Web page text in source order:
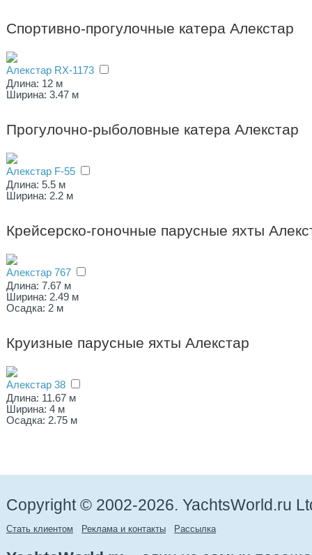
Спортивно-прогулочные катера Алекстар
Алекстар RX-1173
Длина: 12 м
Ширина: 3.47 м
Прогулочно-рыболовные катера Алекстар
Алекстар F-55
Длина: 5.5 м
Ширина: 2.2 м
Крейсерско-гоночные парусные яхты
Алекстар 767
Длина: 7.67 м
Ширина: 2.49 м
Осадка: 2 м
Круизные парусные яхты Алекстар
Алекстар 38
Длина: 11.67 м
Ширина: 4 м
Осадка: 2.75 м
Copyright © 2002-2026. YachtsWorld.ru
Стать клиентом Реклама и контакты Рассылка